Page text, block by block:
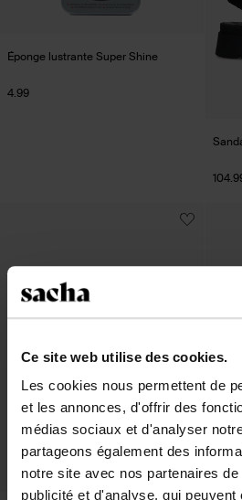
Ce site web utilise des cookies.
Les cookies nous permettent de
et les annonces, d'offrir des
médias sociaux et d'analyser
partageons également des
notre site avec nos partenaires
publicité et d'analyse, qui
Éponge lustrante Super Shine
4.99